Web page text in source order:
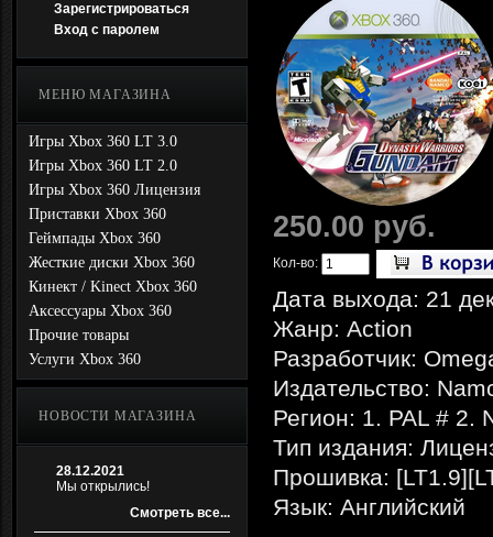
Зарегистрироваться
Вход с паролем
МЕНЮ МАГАЗИНА
Игры Xbox 360 LT 3.0
Игры Xbox 360 LT 2.0
Игры Xbox 360 Лицензия
Приставки Xbox 360
Геймпады Xbox 360
Жесткие диски Xbox 360
Кинект / Kinect Xbox 360
Аксессуары Xbox 360
Прочие товары
Услуги Xbox 360
НОВОСТИ МАГАЗИНА
28.12.2021
Мы открылись!
Смотреть все...
250.00 руб.
Кол-во:
Дата выхода: 21
Жанр: Action
Разработчик:
Издательство:
Регион: 1. PAL # 2.
Тип издания:
Прошивка:
Язык: Английский